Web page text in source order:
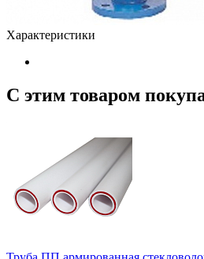
Характеристики
С этим товаром